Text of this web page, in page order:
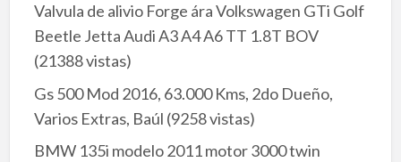
Valvula de alivio Forge ára Volkswagen GTi Golf
Beetle Jetta Audi A3 A4 A6 TT 1.8T BOV
(21388 vistas)
Gs 500 Mod 2016, 63.000 Kms, 2do Dueño,
Varios Extras, Baúl (9258 vistas)
BMW 135i modelo 2011 motor 3000 twin